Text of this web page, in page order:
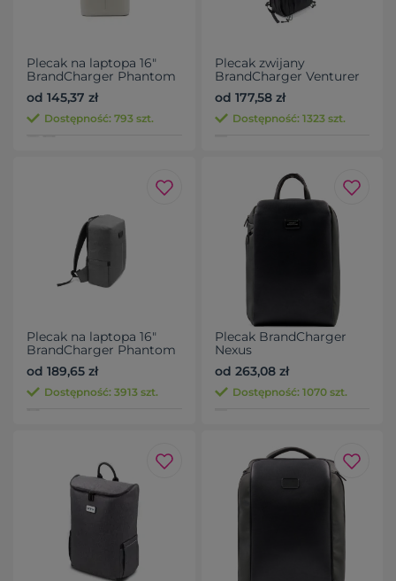
Plecak na laptopa 16"
BrandCharger Phantom
Mini
od 145,37 zł
Dostępność: 793 szt.
Plecak zwijany
BrandCharger Venturer
od 177,58 zł
Dostępność: 1323 szt.
Plecak na laptopa 16"
BrandCharger Phantom
Lite 2
od 189,65 zł
Dostępność: 3913 szt.
Plecak BrandCharger
Nexus
od 263,08 zł
Dostępność: 1070 szt.